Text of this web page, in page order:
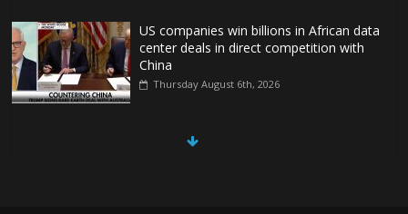
US companies win billions in African data
center deals in direct competition with
China
Thursday August 6th, 2026
China, Russia, Iran and North Korea